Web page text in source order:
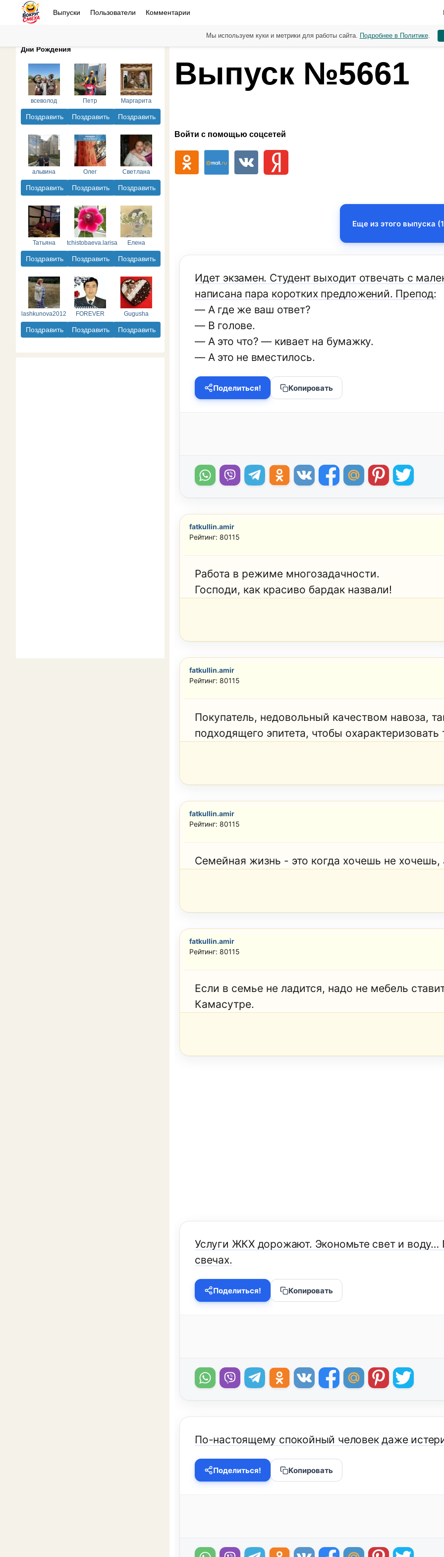
Выпуски Пользователи Комментарии
Дни Рождения
всеволод
Поздравить
Петр
Поздравить
Маргарита
Поздравить
альвина
Поздравить
Олег
Поздравить
Светлана
Поздравить
Татьяна
Поздравить
tchistobaeva.larisa
Поздравить
Елена
Поздравить
lashkunova2012
Поздравить
FOREVER
Поздравить
Gugusha
Поздравить
Выпуск №5661
Войти с помощью соцсетей
Еще из этого выпуска
Идeт экзамен. Студент выходит отвечать с
написана паpа коpотких пpедложений. Пpепод:
— А где же ваш ответ?
— В голове.
— А это что? — кивает на бумажку.
— А это не вместилось.
Поделиться! Копировать
fatkullin.amir
Рейтинг: 80115
Работа в режиме многозадачности.
Господи, как красиво бардак назвали!
fatkullin.amir
Рейтинг: 80115
Покупатель, недовольный качеством навоза,
подходящего эпитета, чтобы охарактеризовать
fatkullin.amir
Рейтинг: 80115
Семейная жизнь - это когда хочешь не хочешь,
fatkullin.amir
Рейтинг: 80115
Если в семье не ладится, надо не мебель
Камасутре.
Услуги ЖКХ дорожают. Экономьте свет и воду…
свечах.
Поделиться! Копировать
По-настоящему спокойный человек даже
Поделиться! Копировать
Мы используем куки и метрики для работы сайта. Подробнее в Политике.